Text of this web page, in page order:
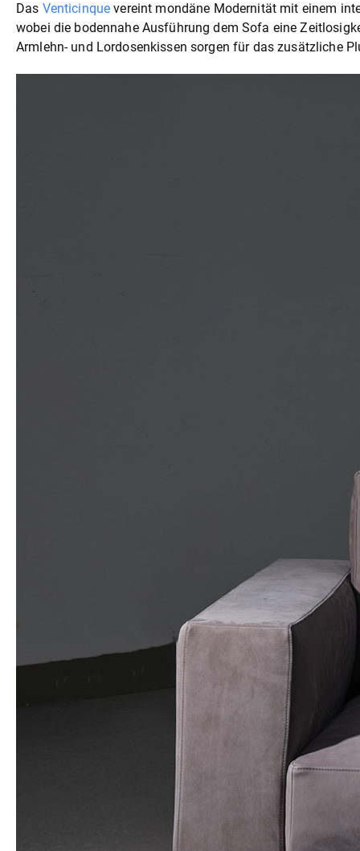
Das Venticinque vereint mondäne Modernität mit einem
wobei die bodennahe Ausführung dem Sofa eine
Armlehn- und Lordosenkissen sorgen für das zusätzliche